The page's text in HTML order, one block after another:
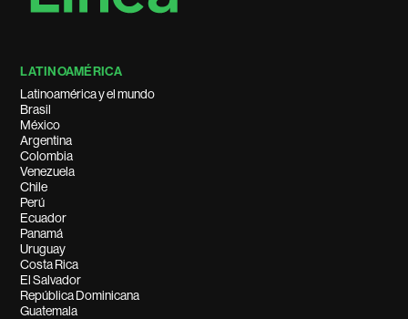
LATINOAMÉRICA
Latinoamérica y el mundo
Brasil
México
Argentina
Colombia
Venezuela
Chile
Perú
Ecuador
Panamá
Uruguay
Costa Rica
El Salvador
República Dominicana
Guatemala